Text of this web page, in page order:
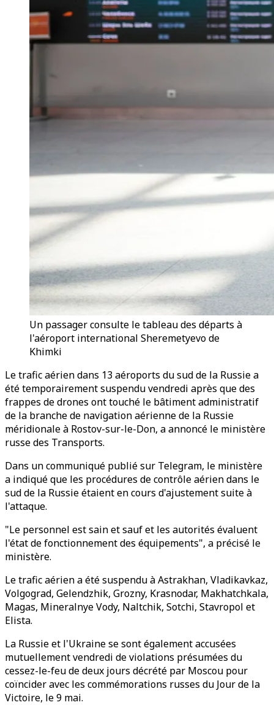
Un passager consulte le tableau des départs à
l'aéroport international Sheremetyevo de
Khimki
Le trafic aérien dans 13 aéroports du sud de la Russie a
été temporairement suspendu vendredi après que des
frappes de drones ont touché le bâtiment administratif
de la branche de navigation aérienne de la Russie
méridionale à Rostov-sur-le-Don, a annoncé le ministère
russe des Transports.
Dans un communiqué publié sur Telegram, le ministère
a indiqué que les procédures de contrôle aérien dans le
sud de la Russie étaient en cours d'ajustement suite à
l'attaque.
"Le personnel est sain et sauf et les autorités évaluent
l'état de fonctionnement des équipements", a précisé le
ministère.
Le trafic aérien a été suspendu à Astrakhan, Vladikavkaz,
Volgograd, Gelendzhik, Grozny, Krasnodar, Makhatchkala,
Magas, Mineralnye Vody, Naltchik, Sotchi, Stavropol et
Elista.
La Russie et l'Ukraine se sont également accusées
mutuellement vendredi de violations présumées du
cessez-le-feu de deux jours décrété par Moscou pour
coïncider avec les commémorations russes du Jour de la
Victoire, le 9 mai.